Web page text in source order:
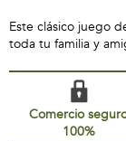
Este clásico juego
toda tu familia y
Comercio
100%